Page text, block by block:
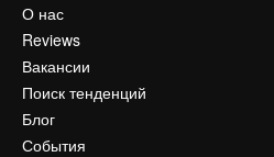
О нас
Reviews
Вакансии
Поиск тенденций
Блог
События